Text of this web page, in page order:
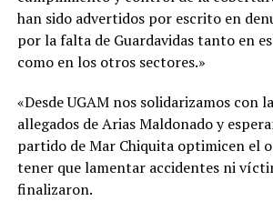
han sido advertidos por escrito en
por la falta de Guardavidas tanto en
como en los otros sectores.»
«Desde UGAM nos solidarizamos con
allegados de Arias Maldonado y
partido de Mar Chiquita optimicen el
tener que lamentar accidentes ni
finalizaron.